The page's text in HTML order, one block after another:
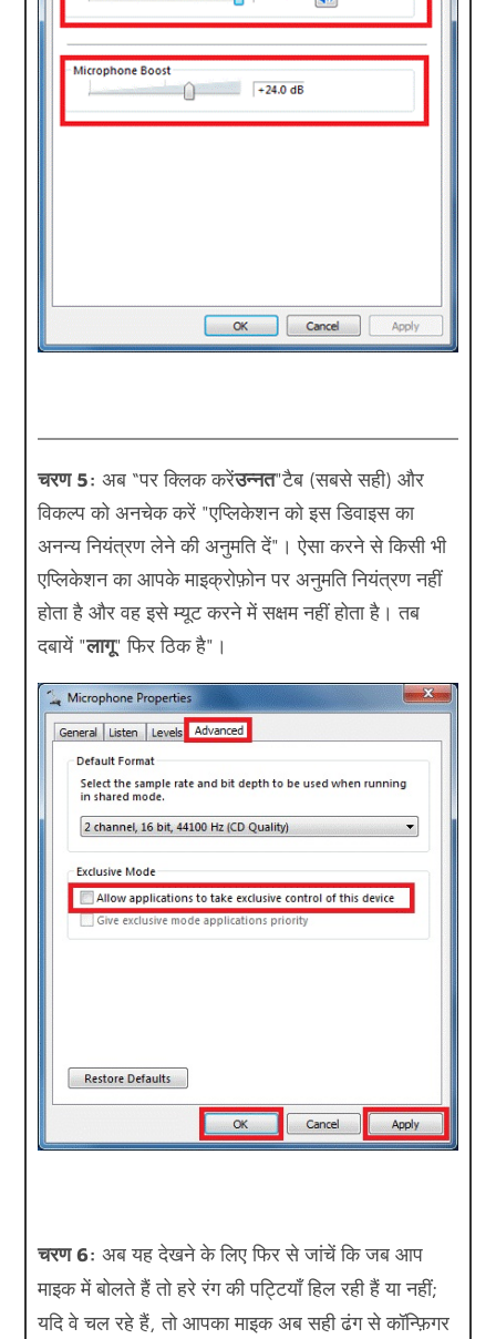
चरण 5:अब “पर क्लिक करेंउन्नत"टैब (सबसे सही) और
विकल्प को अनचेक करें "एप्लिकेशन को इस डिवाइस का
अनन्य नियंत्रण लेने की अनुमति दें"। ऐसा करने से किसी भी
एप्लिकेशन का आपके माइक्रोफ़ोन पर अनुमति नियंत्रण नहीं
होता है और वह इसे म्यूट करने में सक्षम नहीं होता है। तब
दबायें "लागू" फिर ठिक है"।
चरण 6: अब यह देखने के लिए फिर से जांचें कि जब आप
माइक में बोलते हैं तो हरे रंग की पट्टियाँ हिल रही हैं या नहीं;
यदि वे चल रहे हैं, तो आपका माइक अब सही ढंग से कॉन्फ़िगर